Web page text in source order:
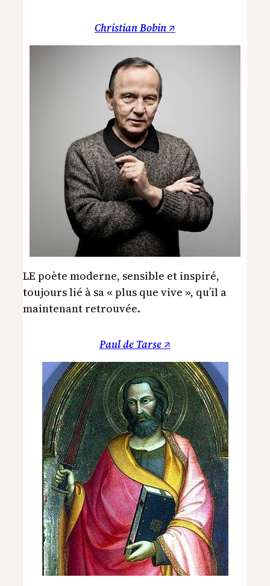
Christian Bobin ↗
LE poète moderne, sensible et inspiré,
toujours lié à sa « plus que vive », qu’il a
maintenant retrouvée.
Paul de Tarse ↗